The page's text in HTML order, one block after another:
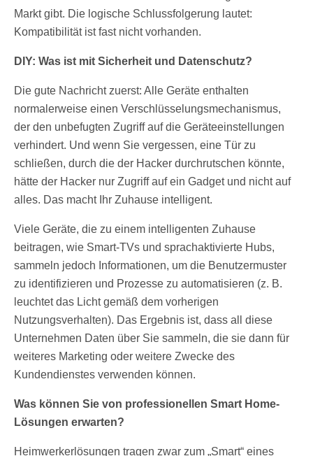
Markt gibt. Die logische Schlussfolgerung lautet:
Kompatibilität ist fast nicht vorhanden.
DIY: Was ist mit Sicherheit und Datenschutz?
Die gute Nachricht zuerst: Alle Geräte enthalten
normalerweise einen Verschlüsselungsmechanismus,
der den unbefugten Zugriff auf die Geräteeinstellungen
verhindert. Und wenn Sie vergessen, eine Tür zu
schließen, durch die der Hacker durchrutschen könnte,
hätte der Hacker nur Zugriff auf ein Gadget und nicht auf
alles. Das macht Ihr Zuhause intelligent.
Viele Geräte, die zu einem intelligenten Zuhause
beitragen, wie Smart-TVs und sprachaktivierte Hubs,
sammeln jedoch Informationen, um die Benutzermuster
zu identifizieren und Prozesse zu automatisieren (z. B.
leuchtet das Licht gemäß dem vorherigen
Nutzungsverhalten). Das Ergebnis ist, dass all diese
Unternehmen Daten über Sie sammeln, die sie dann für
weiteres Marketing oder weitere Zwecke des
Kundendienstes verwenden können.
Was können Sie von professionellen Smart Home-
Lösungen erwarten?
Heimwerkerlösungen tragen zwar zum „Smart“ eines